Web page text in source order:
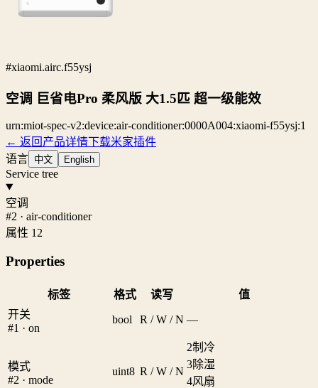
#xiaomi.airc.f55ysj
空调 巨省电Pro 柔风版 大1.5匹 超一级能效
urn:miot-spec-v2:device:air-conditioner:0000A004:xiaomi-f55ysj:1
← 返回产品详情下载米家插件
语言 中文 English
Service tree
空调
#2 · air-conditioner
属性 12
Properties
标签 格式 读写
值
开关
#1 · on
bool R / W / N —
模式
#2 · mode
uint8 R / W / N
2制冷
3除湿
4风扇